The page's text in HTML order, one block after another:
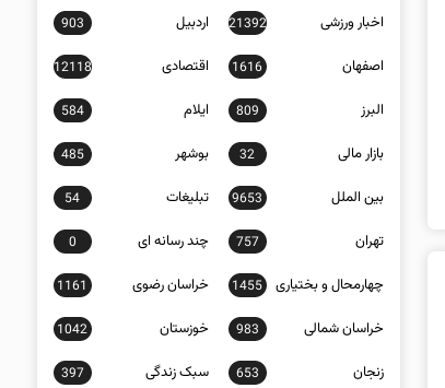
اخبار ورزشی 21392 اردبیل 903
اصفهان 1616 اقتصادی 12118
البرز 809 ایلام 584
بازار مالی 32 بوشهر 485
بین الملل 9653 تبلیغات 54
تهران 757 چند رسانه ای 0
چهارمحال و بختیاری 1455 خراسان رضوی 1161
خراسان شمالی 983 خوزستان 1042
زنجان 653 سبک زندگی 397